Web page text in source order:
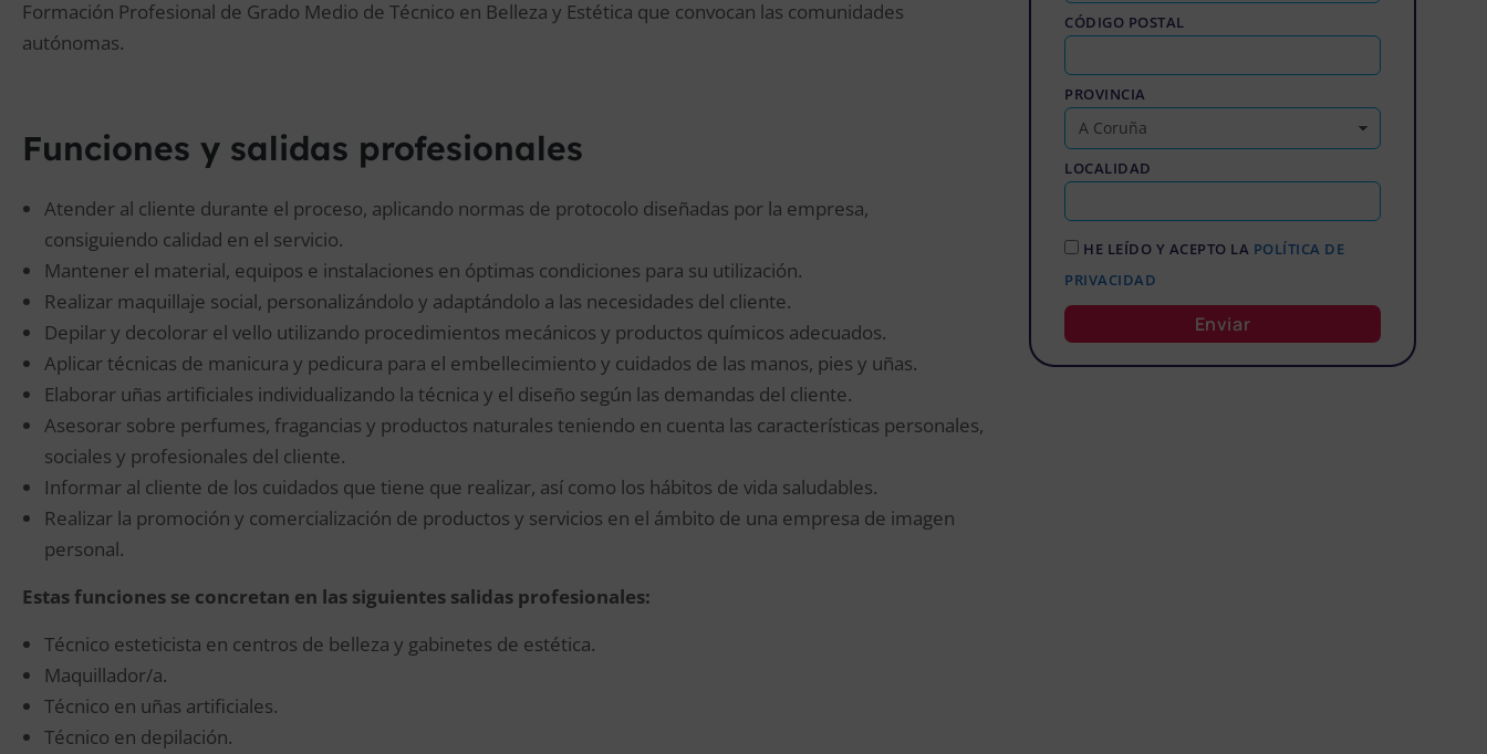
Formación Profesional de Grado Medio de Técnico en Belleza y Estética que convocan las comunidades
autónomas.
Funciones y salidas profesionales
Atender al cliente durante el proceso, aplicando normas de protocolo diseñadas por la empresa,
consiguiendo calidad en el servicio.
Mantener el material, equipos e instalaciones en óptimas condiciones para su utilización.
Realizar maquillaje social, personalizándolo y adaptándolo a las necesidades del cliente.
Depilar y decolorar el vello utilizando procedimientos mecánicos y productos químicos adecuados.
Aplicar técnicas de manicura y pedicura para el embellecimiento y cuidados de las manos, pies y uñas.
Elaborar uñas artificiales individualizando la técnica y el diseño según las demandas del cliente.
Asesorar sobre perfumes, fragancias y productos naturales teniendo en cuenta las características personales,
sociales y profesionales del cliente.
Informar al cliente de los cuidados que tiene que realizar, así como los hábitos de vida saludables.
Realizar la promoción y comercialización de productos y servicios en el ámbito de una empresa de imagen
personal.
Estas funciones se concretan en las siguientes salidas profesionales:
Técnico esteticista en centros de belleza y gabinetes de estética.
Maquillador/a.
Técnico en uñas artificiales.
Técnico en depilación.
CÓDIGO POSTAL
PROVINCIA
LOCALIDAD
HE LEÍDO Y ACEPTO LA POLÍTICA DE
PRIVACIDAD
Enviar